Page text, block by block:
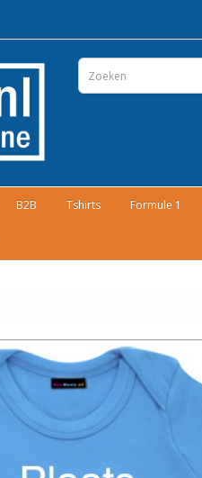
B2B Tshirts Formule 1